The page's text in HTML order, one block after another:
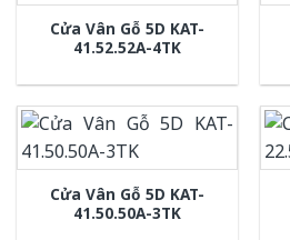
Cửa Vân Gỗ 5D KAT-
41.52.52A-4TK
Cửa Vân Gỗ 5D KAT-
41.50.50A-3TK